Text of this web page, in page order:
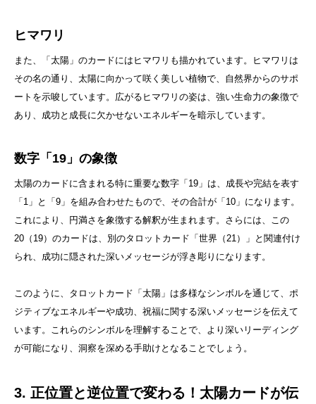
ヒマワリ
また、「太陽」のカードにはヒマワリも描かれています。ヒマワリは
その名の通り、太陽に向かって咲く美しい植物で、自然界からのサポ
ートを示唆しています。広がるヒマワリの姿は、強い生命力の象徴で
あり、成功と成長に欠かせないエネルギーを暗示しています。
数字「19」の象徴
太陽のカードに含まれる特に重要な数字「19」は、成長や完結を表す
「1」と「9」を組み合わせたもので、その合計が「10」になります。
これにより、円満さを象徴する解釈が生まれます。さらには、この
20（19）のカードは、別のタロットカード「世界（21）」と関連付け
られ、成功に隠された深いメッセージが浮き彫りになります。
このように、タロットカード「太陽」は多様なシンボルを通じて、ポ
ジティブなエネルギーや成功、祝福に関する深いメッセージを伝えて
います。これらのシンボルを理解することで、より深いリーディング
が可能になり、洞察を深める手助けとなることでしょう。
3. 正位置と逆位置で変わる！太陽カードが伝